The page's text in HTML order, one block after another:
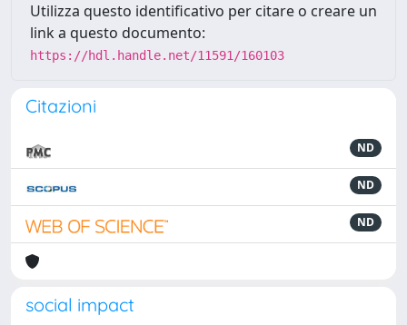
Utilizza questo identificativo per citare o creare un
link a questo documento:
https://hdl.handle.net/11591/160103
Citazioni
ND
ND
ND
social impact